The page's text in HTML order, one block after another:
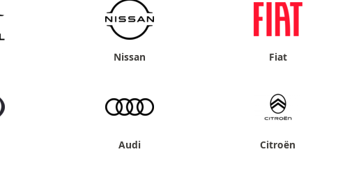
Nissan Fiat
Audi Citroën